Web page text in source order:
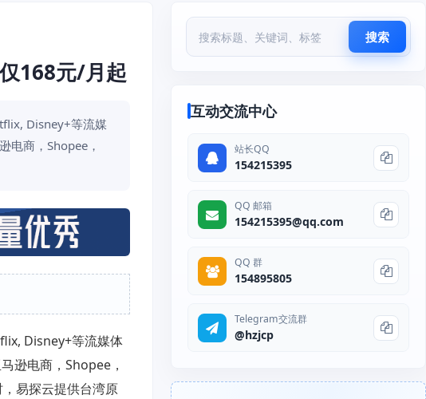
168元/月起
Disney+等流媒
电商，Shopee，
Disney+等流媒体
逊电商，Shopee，
易探云提供台湾原
搜索
互动交流中心
站长QQ
154215395
QQ 邮箱
154215395@qq.com
QQ 群
154895805
Telegram交流群
@hzjcp